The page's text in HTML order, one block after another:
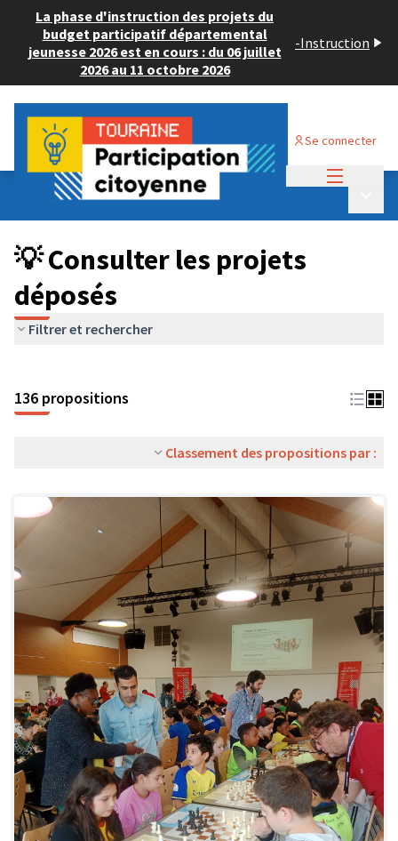
La phase d'instruction des projets du
budget participatif départemental
jeunesse 2026 est en cours : du 06 juillet
2026 au 11 octobre 2026
-Instruction
Se connecter
Budget Participatif JEUNESSE 2024
💡 Consulter les projets déposés
💡 Consulter les projets
déposés
Filtrer et rechercher
136 propositions
Classement des propositions par :